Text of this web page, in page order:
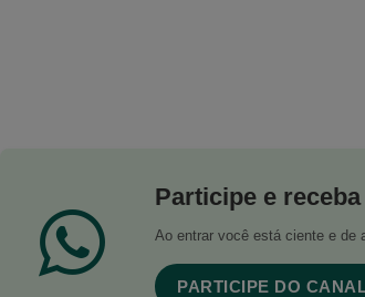
Participe e
Ao entrar você está ciente e de
PARTICIPE DO